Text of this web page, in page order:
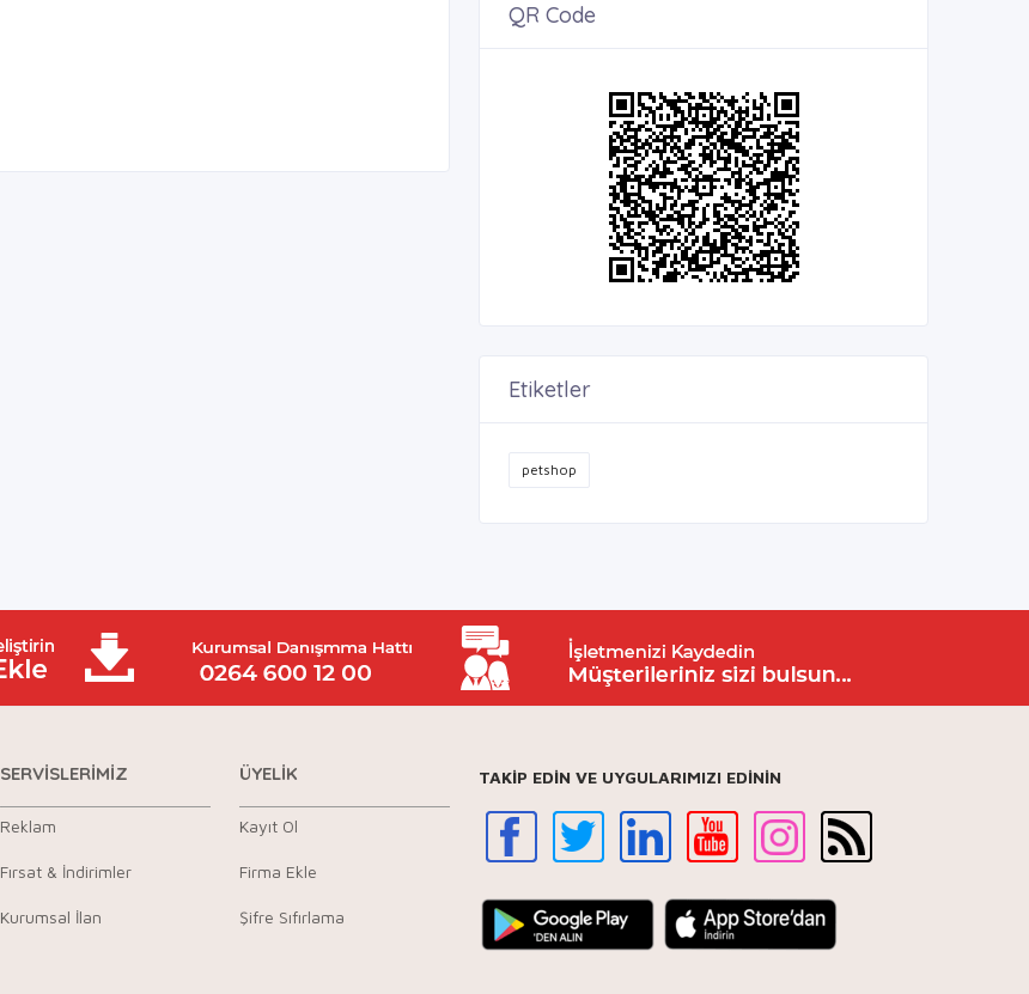
QR Code
Etiketler
petshop
SERVİSLERİMİZ
Reklam
Fırsat & İndirimler
Kurumsal İlan
ÜYELİK
Kayıt Ol
Firma Ekle
Şifre Sıfırlama
TAKİP EDİN VE UYGULARIMIZI EDİNİN